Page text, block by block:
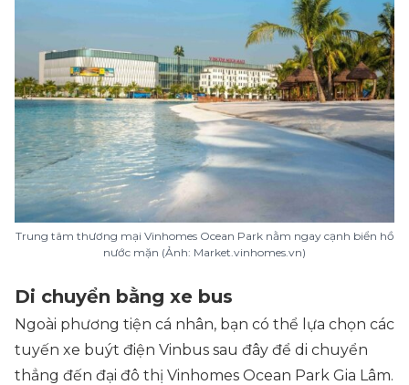
Trung tâm thương mại Vinhomes Ocean Park nằm ngay cạnh biển hồ
nước mặn (Ảnh: Market.vinhomes.vn)
Di chuyển bằng xe bus
Ngoài phương tiện cá nhân, bạn có thể lựa chọn các
tuyến xe buýt điện Vinbus sau đây để di chuyển
thẳng đến đại đô thị Vinhomes Ocean Park Gia Lâm.